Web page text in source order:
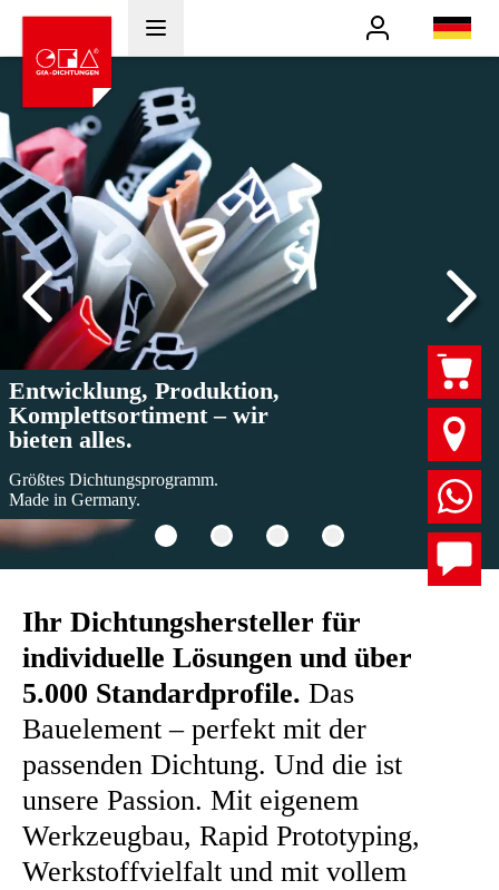
Benutzer
de
Entwicklung, Produktion,
Komplettsortiment – wir
bieten alles.
Größtes Dichtungsprogramm.
Made in Germany.
Ihr Dichtungshersteller für
individuelle Lösungen und über
5.000 Standardprofile. Das
Bauelement – perfekt mit der
passenden Dichtung. Und die ist
unsere Passion. Mit eigenem
Werkzeugbau, Rapid Prototyping,
Werkstoffvielfalt und mit vollem